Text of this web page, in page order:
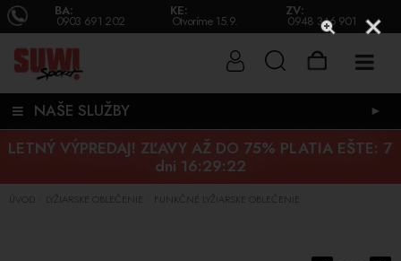
BA:
0903 691 202
KE:
Otvoríme 15.9.
ZV:
0948 346 901
NAŠE SLUŽBY ►
LETNÝ VÝPREDAJ! ZĽAVY AŽ DO 75% PLATIA EŠTE: 7
dni 16:29:21
ÚVOD LYŽIARSKE OBLEČENIE FUNKČNÉ LYŽIARSKE OBLEČENIE